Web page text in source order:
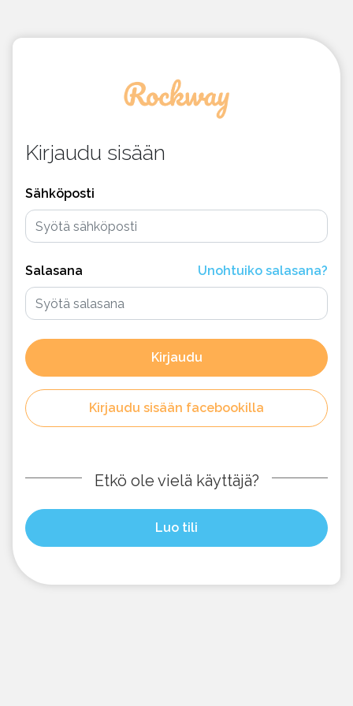
Kirjaudu sisään
Sähköposti
Salasana Unohtuiko salasana?
Kirjaudu
Kirjaudu sisään facebookilla
Etkö ole vielä käyttäjä?
Luo tili